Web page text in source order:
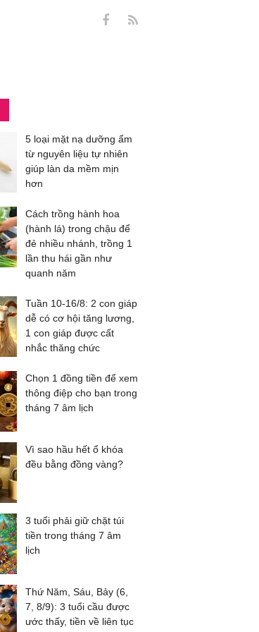
5 loại mặt nạ dưỡng ẩm
từ nguyên liệu tự nhiên
giúp làn da mềm mịn
hơn
Cách trồng hành hoa
(hành lá) trong chậu để
đẻ nhiều nhánh, trồng 1
lần thu hái gần như
quanh năm
Tuần 10-16/8: 2 con giáp
dễ có cơ hội tăng lương,
1 con giáp được cất
nhắc thăng chức
Chọn 1 đồng tiền để xem
thông điệp cho bạn trong
tháng 7 âm lịch
Vì sao hầu hết ổ khóa
đều bằng đồng vàng?
3 tuổi phải giữ chặt túi
tiền trong tháng 7 âm
lịch
Thứ Năm, Sáu, Bảy (6,
7, 8/9): 3 tuổi cầu được
ước thấy, tiền về liên tục